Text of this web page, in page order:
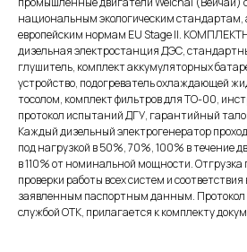
национальным экологическим стандартам,
европейским нормам EU Stage II.
дизельная электростанция ДЭС,
глушитель, комплект аккумуляторных
устройство, подогреватель охлаждающей
тосолом, комплект фильтров для ТО-00,
протокол испытаний ДГУ, гарантийный
Каждый дизельный электрогенератор
под нагрузкой в 50%, 70%, 100% в течение
в 110% от номинальной мощности. Отгрузка
проверки работы всех систем и
заявленным паспортным данным.
службой ОТК, прилагается к комплекту